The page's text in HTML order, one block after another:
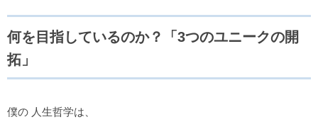
何を目指しているのか？「3つのユニークの開
拓」
僕の 人生哲学は、